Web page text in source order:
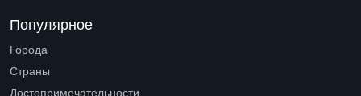
Популярное
Города
Страны
Достопримечательности